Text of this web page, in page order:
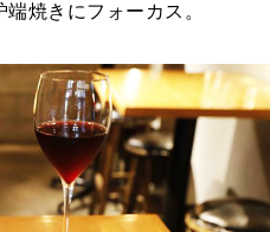
焼きにフォーカス。